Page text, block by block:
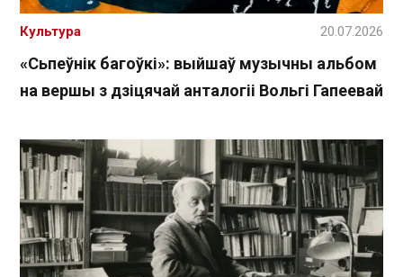
«Сьпеўнік багоўкі»: выйшаў музычны альбом
на вершы з дзіцячай анталогіі Вольгі Гапеевай
Культура 20.07.2026